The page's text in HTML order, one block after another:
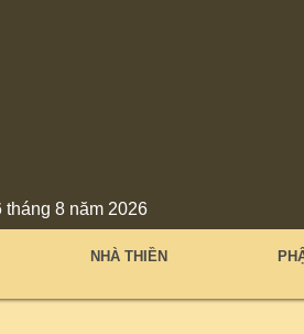
8 năm 2026
NHÀ THIỀN